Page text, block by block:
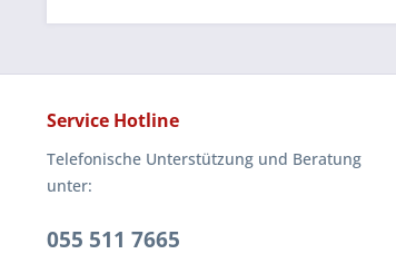
Service Hotline
Telefonische Unterstützung und Beratung
unter:
055 511 7665